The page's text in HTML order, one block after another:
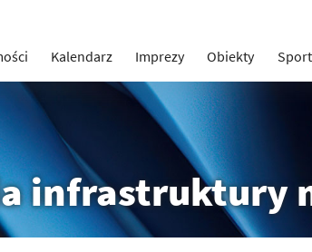
Kalendarz Imprezy Obiekty
infrastruktury